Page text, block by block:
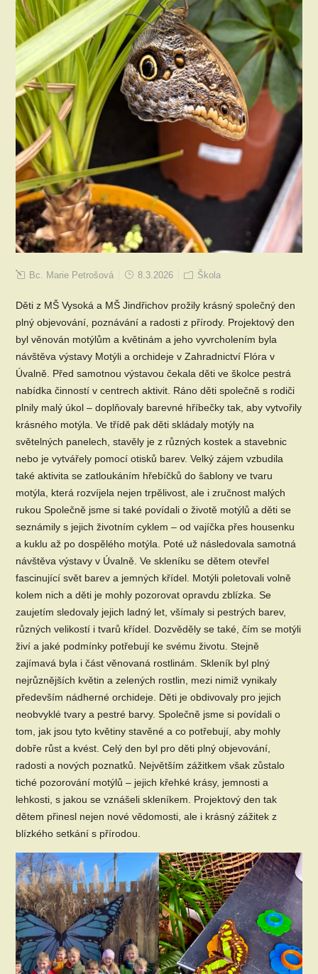
Bc. Marie Petrošová 8.3.2026 Škola
Děti z MŠ Vysoká a MŠ Jindřichov prožily krásný společný den
plný objevování, poznávání a radosti z přírody. Projektový den
byl věnován motýlům a květinám a jeho vyvrcholením byla
návštěva výstavy Motýli a orchideje v Zahradnictví Flóra v
Úvalně. Před samotnou výstavou čekala děti ve školce pestrá
nabídka činností v centrech aktivit. Ráno děti společně s rodiči
plnily malý úkol – doplňovaly barevné hříbečky tak, aby vytvořily
krásného motýla. Ve třídě pak děti skládaly motýly na
světelných panelech, stavěly je z různých kostek a stavebnic
nebo je vytvářely pomocí otisků barev. Velký zájem vzbudila
také aktivita se zatloukáním hřebíčků do šablony ve tvaru
motýla, která rozvíjela nejen trpělivost, ale i zručnost malých
rukou Společně jsme si také povídali o životě motýlů a děti se
seznámily s jejich životním cyklem – od vajíčka přes housenku
a kuklu až po dospělého motýla. Poté už následovala samotná
návštěva výstavy v Úvalně. Ve skleníku se dětem otevřel
fascinující svět barev a jemných křídel. Motýli poletovali volně
kolem nich a děti je mohly pozorovat opravdu zblízka. Se
zaujetím sledovaly jejich ladný let, všímaly si pestrých barev,
různých velikostí i tvarů křídel. Dozvěděly se také, čím se motýli
živí a jaké podmínky potřebují ke svému životu. Stejně
zajímavá byla i část věnovaná rostlinám. Skleník byl plný
nejrůznějších květin a zelených rostlin, mezi nimiž vynikaly
především nádherné orchideje. Děti je obdivovaly pro jejich
neobvyklé tvary a pestré barvy. Společně jsme si povídali o
tom, jak jsou tyto květiny stavěné a co potřebují, aby mohly
dobře růst a kvést. Celý den byl pro děti plný objevování,
radosti a nových poznatků. Největším zážitkem však zůstalo
tiché pozorování motýlů – jejich křehké krásy, jemnosti a
lehkosti, s jakou se vznášeli skleníkem. Projektový den tak
dětem přinesl nejen nové vědomosti, ale i krásný zážitek z
blízkého setkání s přírodou.